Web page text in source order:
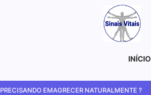
INÍCIO
PRECISANDO EMAGRECER NATURALMENTE ?